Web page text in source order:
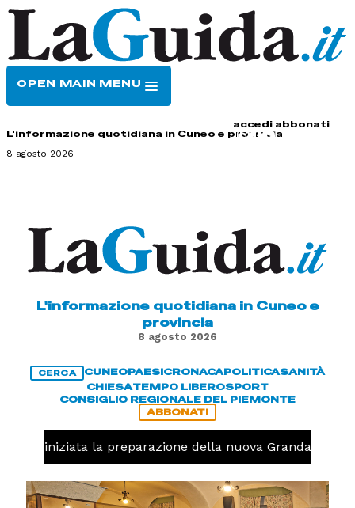
OPEN MAIN MENU
accedi abbonati
L'informazione quotidiana in Cuneo e provincia
8 agosto 2026
L'informazione quotidiana in Cuneo e
provincia
8 agosto 2026
CERCA CUNEOPAESICRONACAPOLITICASANITÀ
CHIESATEMPO LIBEROSPORT
CONSIGLIO REGIONALE DEL PIEMONTE
ABBONATI
iniziata la preparazione della nuova Granda Volley